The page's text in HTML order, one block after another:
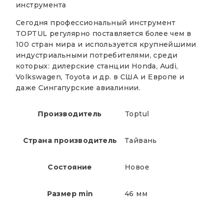
инструмента
Сегодня профессиональный инструмент
TOPTUL регулярно поставляется более чем в
100 стран мира и используется крупнейшими
индустриальными потребителями, среди
которых: дилерские станции Honda, Audi,
Volkswagen, Toyota и др. в США и Европе и
даже Сингапурские авиалинии.
Производитель Toptul
Страна производитель Тайвань
Состояние Новое
Размер min 46 мм